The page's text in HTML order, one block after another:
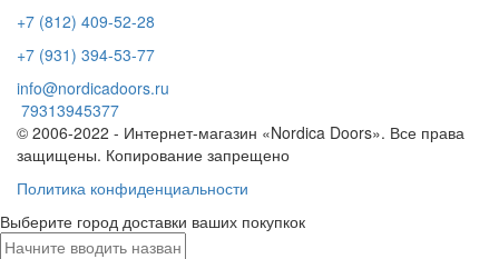
+7 (812) 409-52-28
+7 (931) 394-53-77
info@nordicadoors.ru
79313945377
© 2006-2022 - Интернет-магазин «Nordica Doors». Все права
защищены. Копирование запрещено
Политика конфиденциальности
Выберите город доставки ваших покупкок